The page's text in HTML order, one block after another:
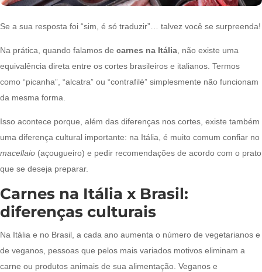
Se a sua resposta foi “sim, é só traduzir”… talvez você se surpreenda!
Na prática, quando falamos de carnes na Itália , não existe uma
equivalência direta entre os cortes brasileiros e italianos. Termos
como “picanha”, “alcatra” ou “contrafilé” simplesmente não funcionam
da mesma forma.
Isso acontece porque, além das diferenças nos cortes, existe também
uma diferença cultural importante: na Itália, é muito comum confiar no
macellaio (açougueiro) e pedir recomendações de acordo com o prato
que se deseja preparar.
Carnes na Itália x Brasil:
diferenças culturais
Na Itália e no Brasil, a cada ano aumenta o número de vegetarianos e
de veganos, pessoas que pelos mais variados motivos eliminam a
carne ou produtos animais de sua alimentação. Veganos e